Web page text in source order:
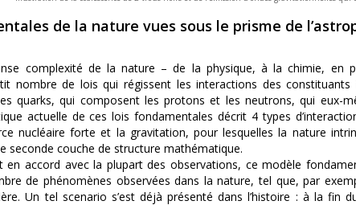
de la nature vues sous le prisme de
complexité de la nature – de la physique, à la chimie,
nombre de lois qui régissent les interactions des
quarks, qui composent les protons et les neutrons, qui eux-
actuelle de ces lois fondamentales décrit 4 types
nucléaire forte et la gravitation, pour lesquelles la nature
seconde couche de structure mathématique.
en accord avec la plupart des observations, ce modèle
de phénomènes observées dans la nature, tel que, par
Un tel scenario s’est déjà présenté dans l’histoire : à la fin